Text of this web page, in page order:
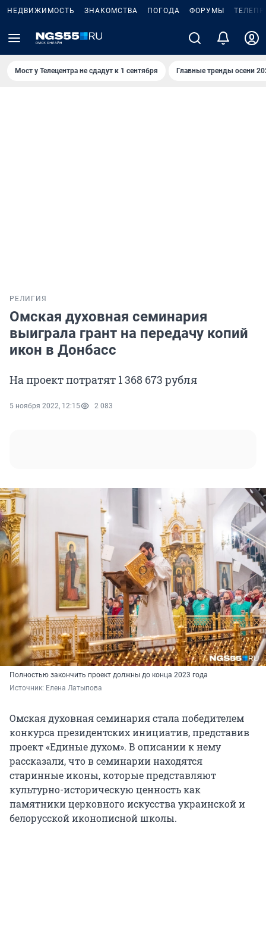
НЕДВИЖИМОСТЬ ЗНАКОМСТВА ПОГОДА ФОРУМЫ
Мост у Телецентра не сдадут к 1 сентября Главные тренды осени
РЕЛИГИЯ
Омская духовная семинария
выиграла грант на передачу копий
икон в Донбасс
На проект потратят 1 368 673 рубля
5 ноября 2022, 12:15 2 083
Полностью закончить проект должны до конца 2023 года
Источник: Елена Латыпова
Омская духовная семинария стала победителем
конкурса президентских инициатив, представив
проект «Единые духом». В описании к нему
рассказали, что в семинарии находятся
старинные иконы, которые представляют
культурно-историческую ценность как
памятники церковного искусства украинской и
белорусской иконописной школы.